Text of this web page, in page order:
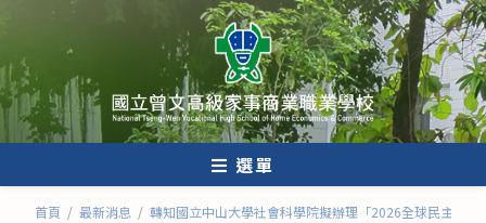
轉
至
主
要
內
選單
首頁 / 最新消息 / 轉知國立中山大學社會科學院擬辦理「2026全球民主價值